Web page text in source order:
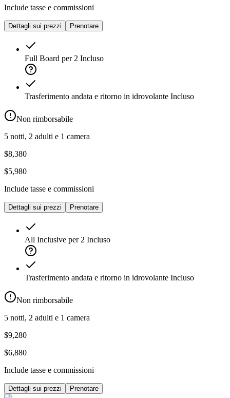
Include tasse e commissioni
Dettagli sui prezzi Prenotare
Full Board per 2 Incluso
Trasferimento andata e ritorno in idrovolante Incluso
Non rimborsabile
5 notti, 2 adulti e 1 camera
$8,380
$5,980
Include tasse e commissioni
Dettagli sui prezzi Prenotare
All Inclusive per 2 Incluso
Trasferimento andata e ritorno in idrovolante Incluso
Non rimborsabile
5 notti, 2 adulti e 1 camera
$9,280
$6,880
Include tasse e commissioni
Dettagli sui prezzi Prenotare